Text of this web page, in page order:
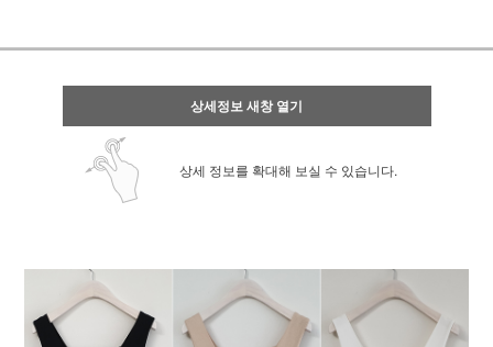
상세정보 새창 열기
상세 정보를 확대해 보실 수 있습니다.